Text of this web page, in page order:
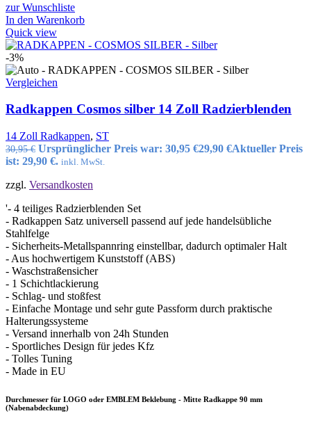
zur Wunschliste
In den Warenkorb
Quick view
-3%
Vergleichen
Radkappen Cosmos silber 14 Zoll Radzierblenden
14 Zoll Radkappen, ST
30,95€ Ursprünglicher Preis war: 30,95 €29,90 €Aktueller Preis
ist: 29,90 €. inkl. MwSt.
zzgl. Versandkosten
'- 4 teiliges Radzierblenden Set
- Radkappen Satz universell passend auf jede handelsübliche
Stahlfelge
- Sicherheits-Metallspannring einstellbar, dadurch optimaler Halt
- Aus hochwertigem Kunststoff (ABS)
- Waschstraßensicher
- 1 Schichtlackierung
- Schlag- und stoßfest
- Einfache Montage und sehr gute Passform durch praktische
Halterungssysteme
- Versand innerhalb von 24h Stunden
- Sportliches Design für jedes Kfz
- Tolles Tuning
- Made in EU
Durchmesser für LOGO oder EMBLEM Beklebung - Mitte Radkappe 90 mm
(Nabenabdeckung)